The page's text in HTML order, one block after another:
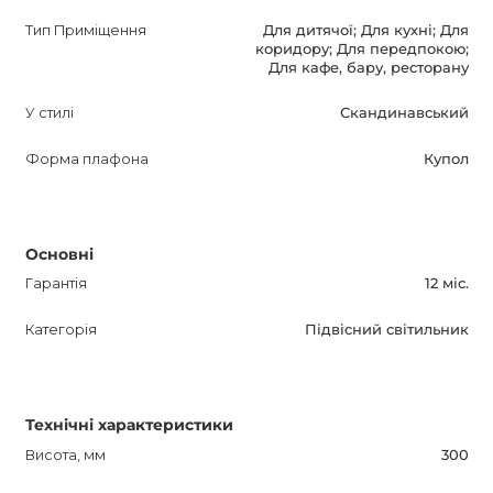
Тип Приміщення
Для дитячої; Для кухні; Для
коридору; Для передпокою;
Для кафе, бару, ресторану
У стилі Скандинавський
Форма плафона Купол
Основні
Гарантія 12 міс.
Категорія Підвісний світильник
Технічні характеристики
Висота, мм 300